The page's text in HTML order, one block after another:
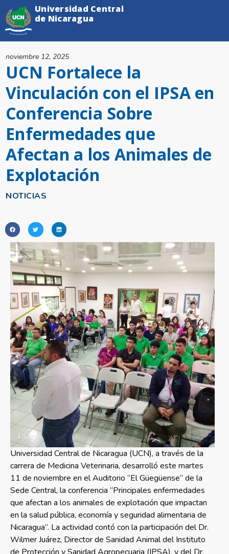
NOTICIAS
UCN Fortalece la
Vinculación con el IPSA en
Conferencia Sobre
Enfermedades que
Afectan a los Animales de
Explotación
noviembre 12, 2025
Universidad Central
de Nicaragua
Universidad Central de Nicaragua (UCN), a través de la
carrera de Medicina Veterinaria, desarrolló este martes
11 de noviembre en el Auditorio “El Güegüense” de la
Sede Central, la conferencia “Principales enfermedades
que afectan a los animales de explotación que impactan
en la salud pública, economía y seguridad alimentaria de
Nicaragua”. La actividad contó con la participación del Dr.
Wilmer Juárez, Director de Sanidad Animal del Instituto